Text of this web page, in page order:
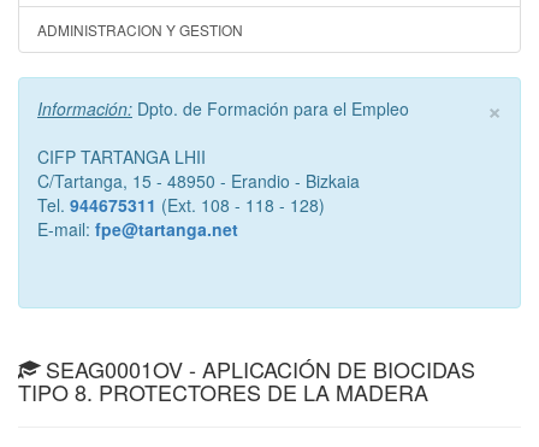
ADMINISTRACION Y GESTION
×
Información: Dpto. de Formación para el Empleo
CIFP TARTANGA LHII
C/Tartanga, 15 - 48950 - Erandio - Bizkaia
Tel. 944675311 (Ext. 108 - 118 - 128)
E-mail: fpe@tartanga.net
SEAG0001OV - APLICACIÓN DE BIOCIDAS
TIPO 8. PROTECTORES DE LA MADERA